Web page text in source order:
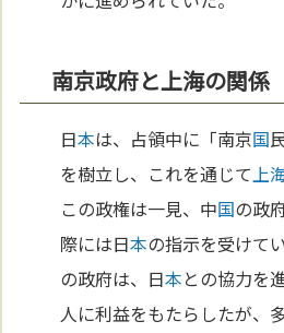
南京政府と上海の関係
日本は、占領中に「南京国
を樹立し、これを通じて上
この政権は一見、中国の政
際には日本の指示を受けて
の政府は、日本との協力を
人に利益をもたらしたが、